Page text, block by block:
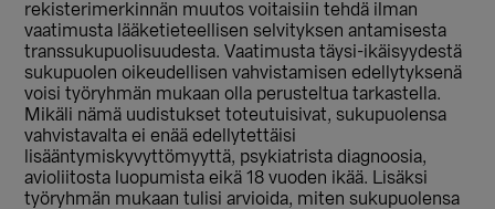
rekisterimerkinnän muutos voitaisiin tehdä ilman
vaatimusta lääketieteellisen selvityksen antamisesta
transsukupuolisuudesta. Vaatimusta täysi-ikäisyydestä
sukupuolen oikeudellisen vahvistamisen edellytyksenä
voisi työryhmän mukaan olla perusteltua tarkastella.
Mikäli nämä uudistukset toteutuisivat, sukupuolensa
vahvistavalta ei enää edellytettäisi
lisääntymiskyvyttömyyttä, psykiatrista diagnoosia,
avioliitosta luopumista eikä 18 vuoden ikää. Lisäksi
työryhmän mukaan tulisi arvioida, miten sukupuolensa